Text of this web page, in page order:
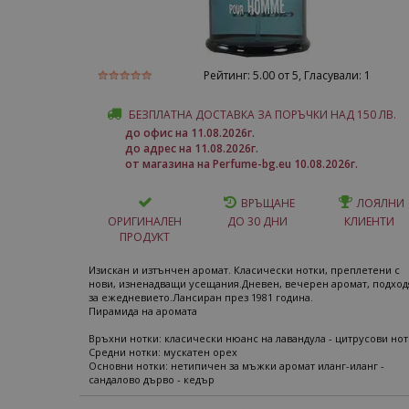
Рейтинг: 5.00от 5, Гласували: 1
БЕЗПЛАТНА ДОСТАВКА ЗА ПОРЪЧКИ НАД 150 ЛВ.
до офис на 11.08.2026г.
до адрес на 11.08.2026г.
от магазина на Perfume-bg.eu 10.08.2026г.
ОРИГИНАЛЕН
ПРОДУКТ
ВРЪЩАНЕ
ДО 30 ДНИ
ЛОЯЛНИ
КЛИЕНТИ
Изискан и изтънчен аромат. Класически нотки, преплетени с
нови, изненадващи усещания.Дневен, вечерен аромат,
за ежедневието.Лансиран през 1981 година.
Пирамида на аромата
Връхни нотки: класически нюанс на лавандула - цитрусови
Средни нотки: мускатен орех
Основни нотки: нетипичен за мъжки аромат иланг-иланг -
сандалово дърво - кедър